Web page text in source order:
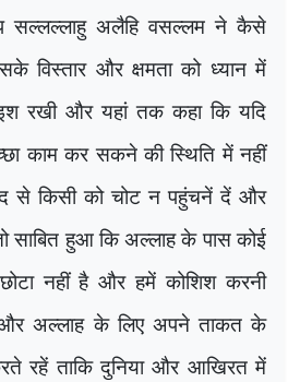
सल्लल्लाहु अलैहि वसल्लम ने कैसे
विस्तार और क्षमता को ध्यान में
रखी और यहां तक कहा कि यदि
काम कर सकने की स्थिति में नहीं
किसी को चोट न पहुंचनें दें और
साबित हुआ कि अल्लाह के पास कोई
नहीं है और हमें कोशिश करनी
और अल्लाह के लिए अपने ताकत के
रहें ताकि दुनिया और आखिरत में